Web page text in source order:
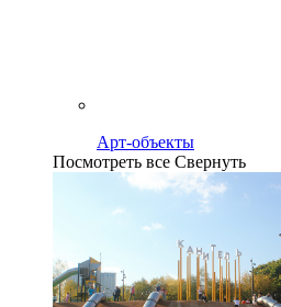
Арт-объекты
Посмотреть все Свернуть